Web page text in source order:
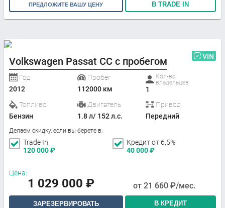
ПРЕДЛОЖИТЕ ВАШУ ЦЕНУ В TRADE IN
Volkswagen Passat CC с пробегом VIN
Год
2012
Пробег
112000 км
Кол-во
владельцев
1
Топливо
Бензин
Двигатель
1.8 л/ 152 л.с.
Привод
Передний
Делаем скидку, если вы берете в:
Trade In
120 000₽
Кредит от 6,5%
40 000₽
Цена:
1 029 000 ₽ от 21 660 ₽/мес.
ЗАРЕЗЕРВИРОВАТЬ В КРЕДИТ